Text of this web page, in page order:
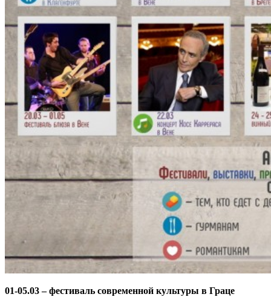
01-05.03 – фестиваль современной культуры в Граце